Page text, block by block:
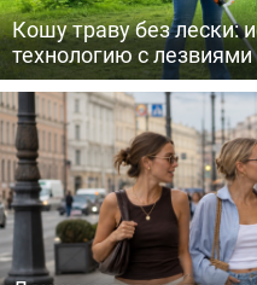
Кошу траву без лески:
технологию с